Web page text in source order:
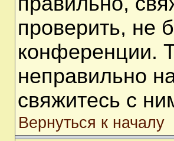
проверить, не
конференции.
неправильно
свяжитесь с
Вернуться к началу